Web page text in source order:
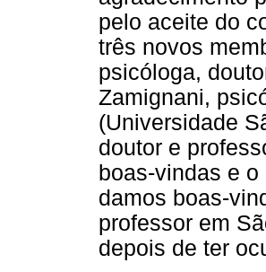
pelo aceite do
três novos
psicóloga,
Zamignani,
(Universidade
doutor e
boas-vindas e
damos boas-
professor em
depois de ter